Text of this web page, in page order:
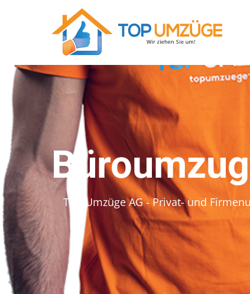
Top Umzüge AG - Privat- und